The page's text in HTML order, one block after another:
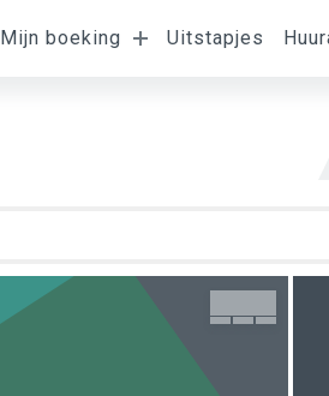
Mijn boeking Uitstapjes
Ligging van de
kamer